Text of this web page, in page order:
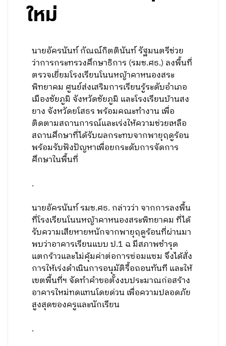
ใหม่
​นายอัครนันท์ กัณณ์กิตตินันท์ รัฐมนตรีช่วย
ว่าการกระทรวงศึกษาธิการ (รมช.ศธ.) ลงพื้นที่
ตรวจเยี่ยมโรงเรียนโนนหญ้าคาหนองสระ
พิทยาคม ศูนย์ส่งเสริมการเรียนรู้ระดับอำเภอ
เมืองชัยภูมิ จังหวัดชัยภูมิ และโรงเรียนบ้านสง
ยาง จังหวัดยโสธร พร้อมคณะทำงาน เพื่อ
ติดตามสถานการณ์และเร่งให้ความช่วยเหลือ
สถานศึกษาที่ได้รับผลกระทบจากพายุฤดูร้อน
พร้อมรับฟังปัญหาเพื่อยกระดับการจัดการ
ศึกษาในพื้นที่
.
​นายอัครนันท์ รมช.ศธ. กล่าวว่า จากการลงพื้น
ที่โรงเรียนโนนหญ้าคาหนองสระพิทยาคม ที่ได้
รับความเสียหายหนักจากพายุฤดูร้อนที่ผ่านมา
พบว่าอาคารเรียนแบบ ป.1 ฉ มีสภาพชำรุด
แตกร้าวและไม่คุ้มค่าต่อการซ่อมแซม จึงได้สั่ง
การให้เร่งดำเนินการอนุมัติรื้อถอนทันที และให้
เขตพื้นที่ฯ จัดทำคำขอตั้งงบประมาณก่อสร้าง
อาคารใหม่ทดแทนโดยด่วน เพื่อความปลอดภัย
สูงสุดของครูและนักเรียน
.